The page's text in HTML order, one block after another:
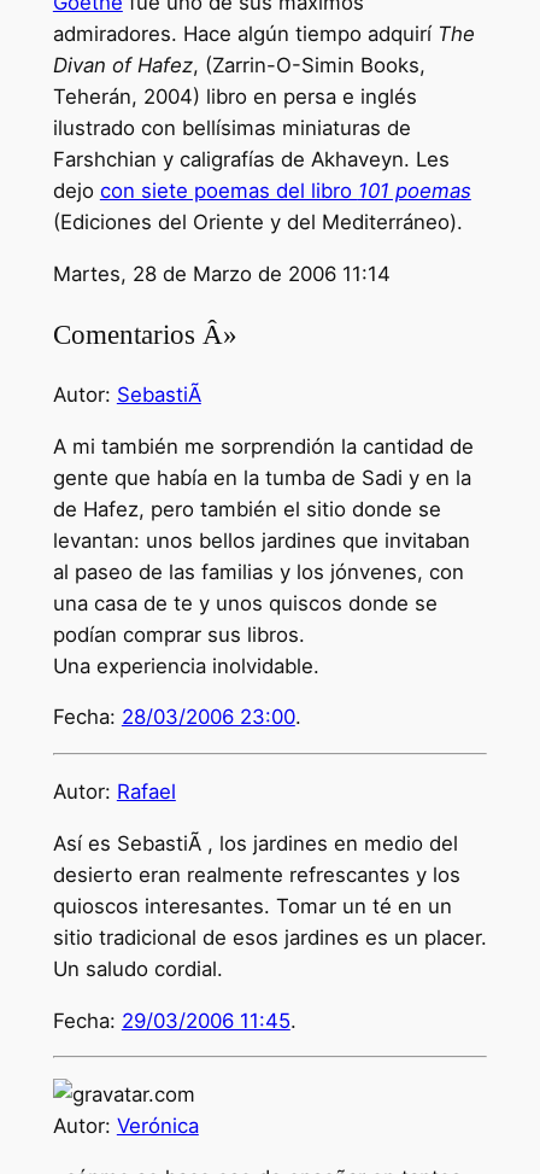
admiradores. Hace algún tiempo adquirí The
Divan of Hafez, (Zarrin-O-Simin Books,
Teherán, 2004) libro en persa e inglés
ilustrado con bellísimas miniaturas de
Farshchian y caligrafías de Akhaveyn. Les
dejo con siete poemas del libro 101 poemas
(Ediciones del Oriente y del Mediterráneo).
Martes, 28 de Marzo de 2006 11:14
Comentarios Â»
Autor: SebastiÃ
A mi también me sorprendión la cantidad de
gente que había en la tumba de Sadi y en la
de Hafez, pero también el sitio donde se
levantan: unos bellos jardines que invitaban
al paseo de las familias y los jónvenes, con
una casa de te y unos quiscos donde se
podían comprar sus libros.
Una experiencia inolvidable.
Fecha: 28/03/2006 23:00.
Autor: Rafael
Así es SebastiÃ , los jardines en medio del
desierto eran realmente refrescantes y los
quioscos interesantes. Tomar un té en un
sitio tradicional de esos jardines es un placer.
Un saludo cordial.
Fecha: 29/03/2006 11:45.
Autor: Verónica